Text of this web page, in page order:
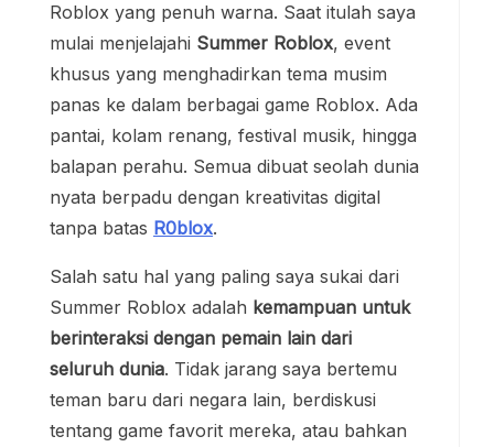
Roblox yang penuh warna. Saat itulah saya
mulai menjelajahi Summer Roblox, event
khusus yang menghadirkan tema musim
panas ke dalam berbagai game Roblox. Ada
pantai, kolam renang, festival musik, hingga
balapan perahu. Semua dibuat seolah dunia
nyata berpadu dengan kreativitas digital
tanpa batas R0blox.
Salah satu hal yang paling saya sukai dari
Summer Roblox adalah kemampuan untuk
berinteraksi dengan pemain lain dari
seluruh dunia. Tidak jarang saya bertemu
teman baru dari negara lain, berdiskusi
tentang game favorit mereka, atau bahkan